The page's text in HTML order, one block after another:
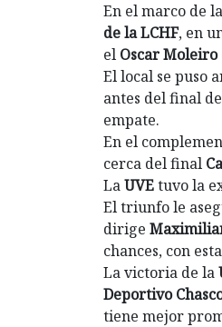
En el marco de
de la LCHF, en
el Oscar
El local se puso
antes del final
empate.
En el
cerca del final
LaUVEtuvo la
El triunfo le
dirige
chances, con
La victoria de la
Deportivo
tiene mejor